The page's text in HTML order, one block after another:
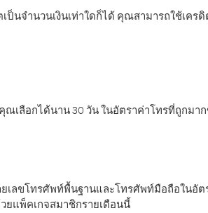
ป็นจำนวนเงินเท่าใดก็ได้ คุณสามารถใช้เคร
เลือกได้นาน 30 วัน ในอัตราค่าโทรที่ถูกมาก
เลขโทรศัพท์พื้นฐานและโทรศัพท์มือถือในอั
แพ็คเกจสมาชิกรายเดือนนี้